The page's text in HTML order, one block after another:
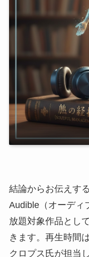
結論からお伝えす
Audible（オーディ
放題対象作品とし
きます。再生時間
クロプス氏が担当